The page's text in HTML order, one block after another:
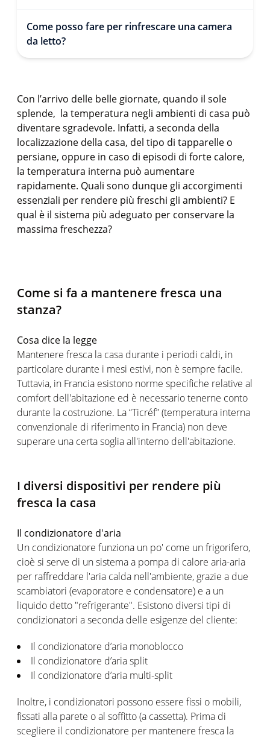
Come posso fare per rinfrescare una camera
da letto?
Con l’arrivo delle belle giornate, quando il sole
splende, la temperatura negli ambienti di casa può
diventare sgradevole. Infatti, a seconda della
localizzazione della casa, del tipo di tapparelle o
persiane, oppure in caso di episodi di forte calore,
la temperatura interna può aumentare
rapidamente. Quali sono dunque gli accorgimenti
essenziali per rendere più freschi gli ambienti? E
qual è il sistema più adeguato per conservare la
massima freschezza?
Come si fa a mantenere fresca una
stanza?
Cosa dice la legge
Mantenere fresca la casa durante i periodi caldi, in
particolare durante i mesi estivi, non è sempre facile.
Tuttavia, in Francia esistono norme specifiche relative al
comfort dell'abitazione ed è necessario tenerne conto
durante la costruzione. La “Ticréf” (temperatura interna
convenzionale di riferimento in Francia) non deve
superare una certa soglia all'interno dell'abitazione.
I diversi dispositivi per rendere più
fresca la casa
Il condizionatore d'aria
Un condizionatore funziona un po' come un frigorifero,
cioè si serve di un sistema a pompa di calore aria-aria
per raffreddare l'aria calda nell'ambiente, grazie a due
scambiatori (evaporatore e condensatore) e a un
liquido detto "refrigerante". Esistono diversi tipi di
condizionatori a seconda delle esigenze del cliente:
Il condizionatore d’aria monoblocco
Il condizionatore d’aria split
Il condizionatore d’aria multi-split
Inoltre, i condizionatori possono essere fissi o mobili,
fissati alla parete o al soffitto (a cassetta). Prima di
scegliere il condizionatore per mantenere fresca la